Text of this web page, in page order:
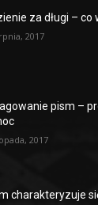
za długi –
2017
pism –
2017
charakteryzuje